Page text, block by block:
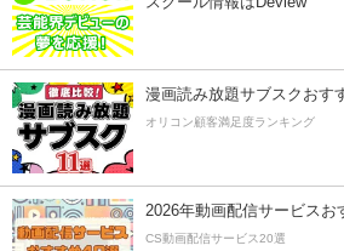
漫画読み放題サブスクおす
オリコン顧客満足度ランキング
2026年動画配信サービスお
CS動画配信サービス20選